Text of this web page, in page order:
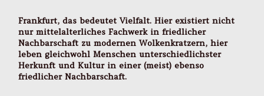
Frankfurt, das bedeutet Vielfalt. Hier existiert nicht
nur mittelalterliches Fachwerk in friedlicher
Nachbarschaft zu modernen Wolkenkratzern, hier
leben gleichwohl Menschen unterschiedlichster
Herkunft und Kultur in einer (meist) ebenso
friedlicher Nachbarschaft.